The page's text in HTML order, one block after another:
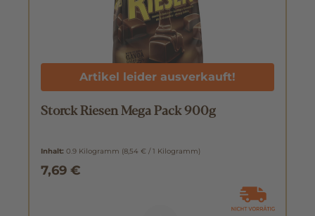
Artikel leider ausverkauft!
Storck Riesen Mega Pack 900g
Inhalt: 0.9 Kilogramm (8,54 € / 1 Kilogramm)
7,69 €